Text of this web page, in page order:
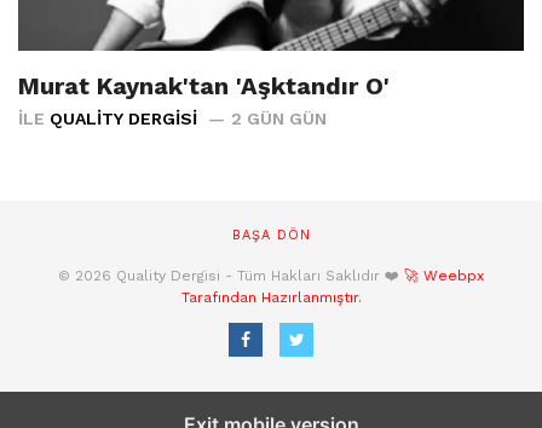
Murat Kaynak'tan 'Aşktandır O'
İLE QUALITY DERGISI 2 GÜN GÜN
BAŞA DÖN
© 2026 Quality Dergisi - Tüm Hakları Saklıdır ❤️ 🚀 Weebpx
Tarafından Hazırlanmıştır.